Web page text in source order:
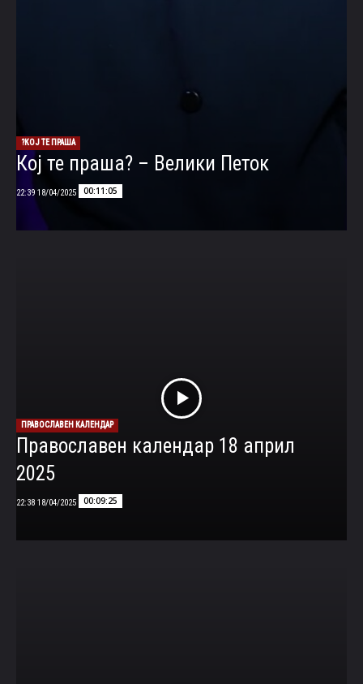
КОЈ ТЕ ПРАША?
Кој те праша? – Велики Петок
00:11:05
18/04/2025 22:39
ПРАВОСЛАВЕН КАЛЕНДАР
Православен календар 18 април
2025
00:09:25
18/04/2025 22:38